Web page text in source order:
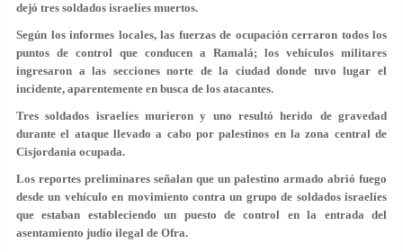
dejó tres soldados israelíes muertos.
Según los informes locales, las fuerzas de ocupación cerraron todos los
puntos de control que conducen a Ramalá; los vehículos militares
ingresaron a las secciones norte de la ciudad donde tuvo lugar el
incidente, aparentemente en busca de los atacantes.
Tres soldados israelíes murieron y uno resultó herido de gravedad
durante el ataque llevado a cabo por palestinos en la zona central de
Cisjordania ocupada.
Los reportes preliminares señalan que un palestino armado abrió fuego
desde un vehículo en movimiento contra un grupo de soldados israelíes
que estaban estableciendo un puesto de control en la entrada del
asentamiento judío ilegal de Ofra.